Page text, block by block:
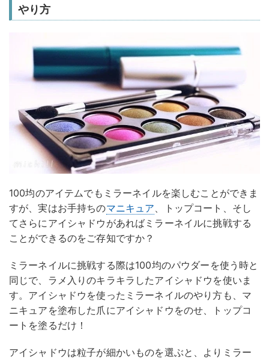
やり方
100均のアイテムでもミラーネイルを楽しむことができま
すが、実はお手持ちのマニキュア 、トップコート、そし
てさらにアイシャドウがあればミラーネイルに挑戦する
ことができるのをご存知ですか？
ミラーネイルに挑戦する際は100均のパウダーを使う時と
同じで、ラメ入りのキラキラしたアイシャドウを使いま
す。アイシャドウを使ったミラーネイルのやり方も、マ
ニキュアを塗布した爪にアイシャドウをのせ、トップコ
ートを塗るだけ！
アイシャドウは粒子が細かいものを選ぶと、よりミラー